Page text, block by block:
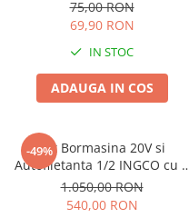
Seminte fasole
Seminte pastarnac
Seminte ridichi
Seminte rosii
Seminte salata
Seminte sfecla
75,00 RON
69,90 RON
IN STOC
ADAUGA IN COS
-49%Set Bormasina 20V si
Autofiletanta 1/2 INGCO cu 2
baterii si incarcator
1.050,00 RON
540,00 RON